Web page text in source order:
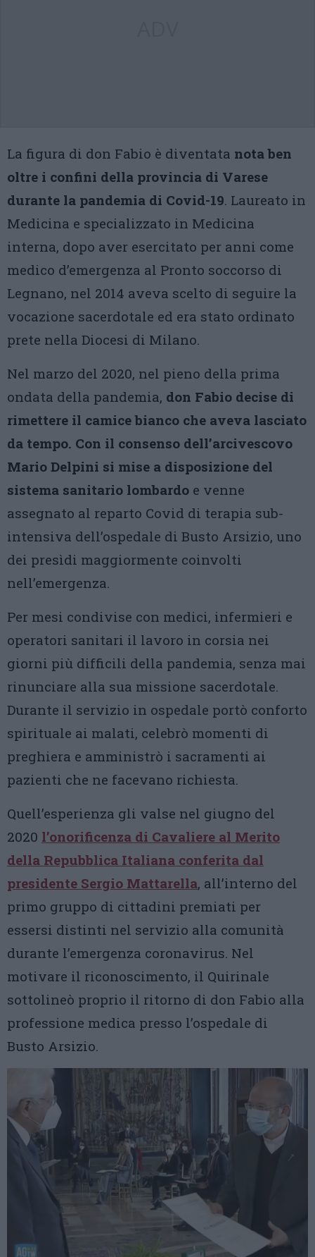
La figura di don Fabio è diventata nota ben
oltre i confini della provincia di Varese
durante la pandemia di Covid-19. Laureato in
Medicina e specializzato in Medicina
interna, dopo aver esercitato per anni come
medico d’emergenza al Pronto soccorso di
Legnano, nel 2014 aveva scelto di seguire la
vocazione sacerdotale ed era stato ordinato
prete nella Diocesi di Milano.
Nel marzo del 2020, nel pieno della prima
ondata della pandemia, don Fabio decise di
rimettere il camice bianco che aveva lasciato
da tempo. Con il consenso dell’arcivescovo
Mario Delpini si mise a disposizione del
sistema sanitario lombardo e venne
assegnato al reparto Covid di terapia sub-
intensiva dell’ospedale di Busto Arsizio, uno
dei presìdi maggiormente coinvolti
nell’emergenza.
Per mesi condivise con medici, infermieri e
operatori sanitari il lavoro in corsia nei
giorni più difficili della pandemia, senza mai
rinunciare alla sua missione sacerdotale.
Durante il servizio in ospedale portò conforto
spirituale ai malati, celebrò momenti di
preghiera e amministrò i sacramenti ai
pazienti che ne facevano richiesta.
Quell’esperienza gli valse nel giugno del
2020 l’onorificenza di Cavaliere al Merito
della Repubblica Italiana conferita dal
presidente Sergio Mattarella, all’interno del
primo gruppo di cittadini premiati per
essersi distinti nel servizio alla comunità
durante l’emergenza coronavirus. Nel
motivare il riconoscimento, il Quirinale
sottolineò proprio il ritorno di don Fabio alla
professione medica presso l’ospedale di
Busto Arsizio.